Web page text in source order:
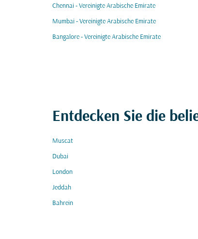
Chennai - Vereinigte Arabische Emirate
Mumbai - Vereinigte Arabische Emirate
Bangalore - Vereinigte Arabische Emirate
Entdecken Sie die
Muscat
Dubai
London
Jeddah
Bahrein